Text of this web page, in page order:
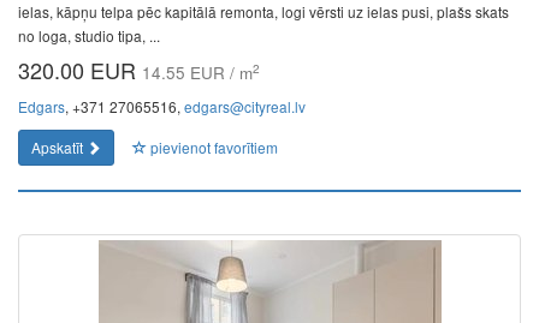
ielas, kāpņu telpa pēc kapitālā remonta, logi vērsti uz ielas pusi, plašs skats
no loga, studio tipa, ...
320.00 EUR 14.55 EUR / m2
Edgars, +371 27065516, edgars@cityreal.lv
Apskatīt
pievienot favorītiem